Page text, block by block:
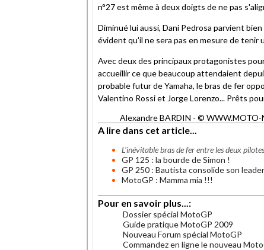
n°27 est même à deux doigts de ne pas
Diminué lui aussi, Dani Pedrosa parvient
évident qu'il ne sera pas en mesure de tenir
Avec deux des principaux protagonistes
accueillir ce que beaucoup attendaient
probable futur de Yamaha, le bras de fer
Valentino Rossi et Jorge Lorenzo... Prêts
Alexandre BARDIN - ©
A lire dans cet article...
L'inévitable bras de fer entre les deux
GP 125 : la bourde de Simon !
GP 250 : Bautista consolide son
MotoGP : Mamma mia !!!
Pour en savoir plus...:
Dossier spécial MotoGP
Guide pratique MotoGP 2009
Nouveau Forum spécial MotoGP
Commandez en ligne le nouveau